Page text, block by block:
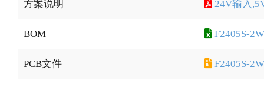
方案说明 24V输入
BOM F2405S-
PCB文件 F2405S-